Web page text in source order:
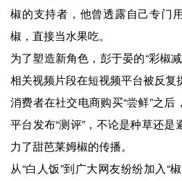
椒的支持者，他曾透露自己专门
椒，直接当水果吃。
为了塑造新角色，彭于晏的“彩椒
相关视频片段在短视频平台被反复
消费者在社交电商购买“尝鲜”之
平台发布“测评”，不论是种草还
力了甜芭莱姆椒的传播。
从“白人饭”到广大网友纷纷加入“